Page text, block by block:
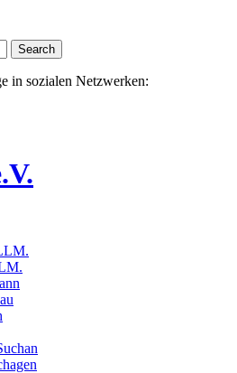
in sozialen Netzwerken: